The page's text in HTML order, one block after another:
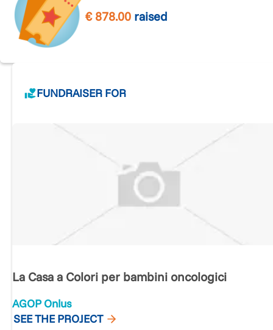
€ 878.00 raised
FUNDRAISER FOR
La Casa a Colori per bambini oncologici
AGOP Onlus
SEE THE PROJECT